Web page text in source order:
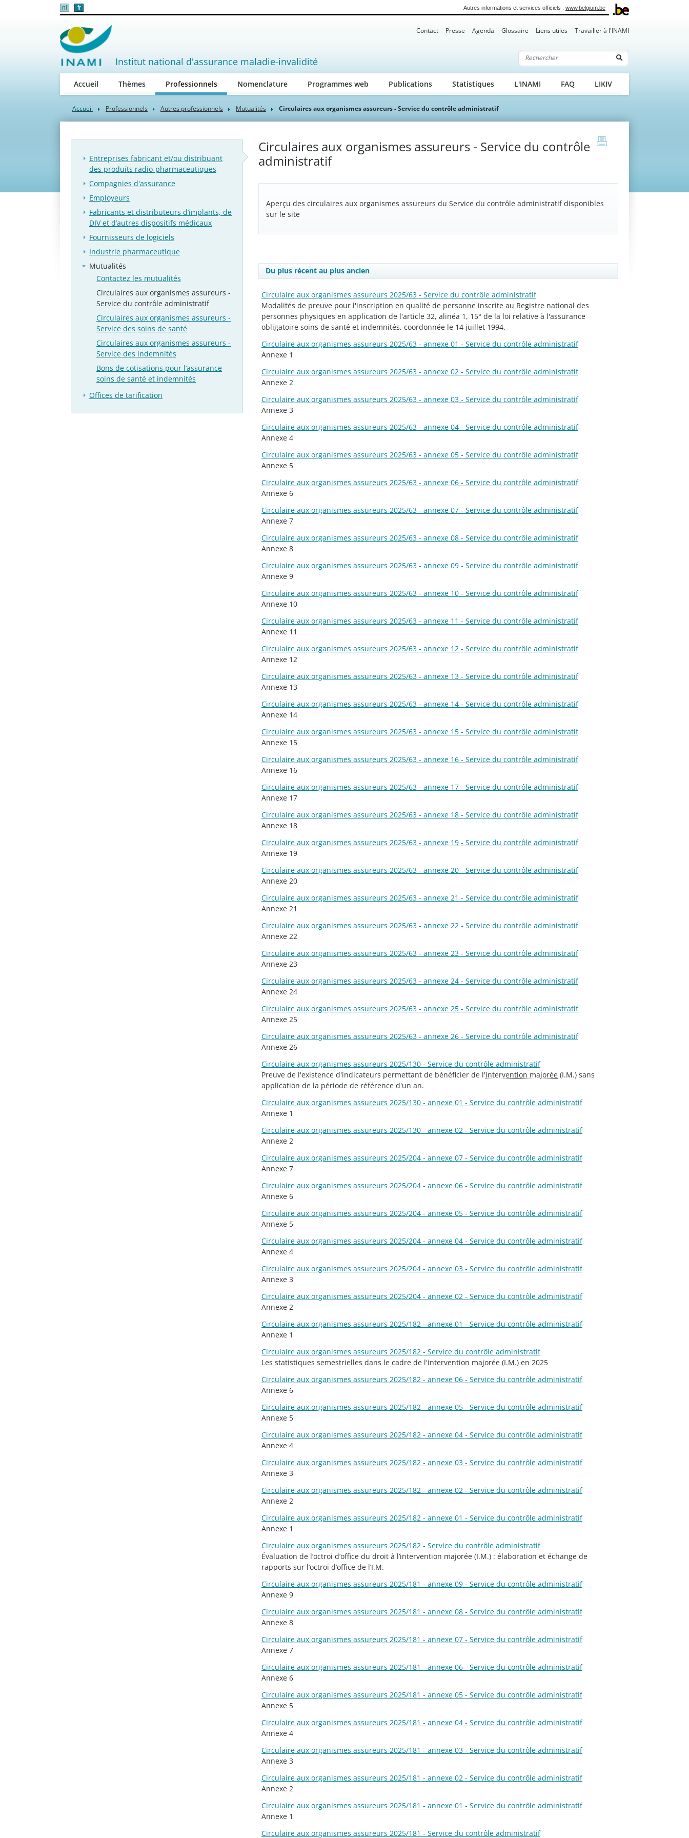
nl fr Autres informations et services officiels : www.belgium.be
Contact Presse Agenda Glossaire Liens utiles Travailler à l'INAMI
Institut national d'assurance maladie-invalidité Rechercher
Accueil Thèmes Professionnels(active)Nomenclature Programmes web Publications Statistiques L'INAMI FAQ LIKIV
Accueil Professionnels Autres professionnels Mutualités Circulaires aux organismes assureurs - Service du contrôle administratif
print
Entreprises fabricant et/ou distribuant
des produits radio-pharmaceutiques
Compagnies d'assurance
Employeurs
Fabricants et distributeurs d’implants, de
DIV et d’autres dispositifs médicaux
Fournisseurs de logiciels
Industrie pharmaceutique
Mutualités
Contactez les mutualités
Circulaires aux organismes assureurs -
Service du contrôle administratif
Circulaires aux organismes assureurs -
Service des soins de santé
Circulaires aux organismes assureurs -
Service des indemnités
Bons de cotisations pour l’assurance
soins de santé et indemnités
Offices de tarification
Circulaires aux organismes assureurs - Service du contrôle
administratif
Aperçu des circulaires aux organismes assureurs du Service du contrôle administratif disponibles
sur le site
Du plus récent au plus ancien
Circulaire aux organismes assureurs 2025/63 - Service du contrôle administratif
Modalités de preuve pour l'inscription en qualité de personne inscrite au Registre national des
personnes physiques en application de l'article 32, alinéa 1, 15° de la loi relative à l'assurance
obligatoire soins de santé et indemnités, coordonnée le 14 juillet 1994.
Circulaire aux organismes assureurs 2025/63 - annexe 01 - Service du contrôle administratif
Annexe 1
Circulaire aux organismes assureurs 2025/63 - annexe 02 - Service du contrôle administratif
Annexe 2
Circulaire aux organismes assureurs 2025/63 - annexe 03 - Service du contrôle administratif
Annexe 3
Circulaire aux organismes assureurs 2025/63 - annexe 04 - Service du contrôle administratif
Annexe 4
Circulaire aux organismes assureurs 2025/63 - annexe 05 - Service du contrôle administratif
Annexe 5
Circulaire aux organismes assureurs 2025/63 - annexe 06 - Service du contrôle administratif
Annexe 6
Circulaire aux organismes assureurs 2025/63 - annexe 07 - Service du contrôle administratif
Annexe 7
Circulaire aux organismes assureurs 2025/63 - annexe 08 - Service du contrôle administratif
Annexe 8
Circulaire aux organismes assureurs 2025/63 - annexe 09 - Service du contrôle administratif
Annexe 9
Circulaire aux organismes assureurs 2025/63 - annexe 10 - Service du contrôle administratif
Annexe 10
Circulaire aux organismes assureurs 2025/63 - annexe 11 - Service du contrôle administratif
Annexe 11
Circulaire aux organismes assureurs 2025/63 - annexe 12 - Service du contrôle administratif
Annexe 12
Circulaire aux organismes assureurs 2025/63 - annexe 13 - Service du contrôle administratif
Annexe 13
Circulaire aux organismes assureurs 2025/63 - annexe 14 - Service du contrôle administratif
Annexe 14
Circulaire aux organismes assureurs 2025/63 - annexe 15 - Service du contrôle administratif
Annexe 15
Circulaire aux organismes assureurs 2025/63 - annexe 16 - Service du contrôle administratif
Annexe 16
Circulaire aux organismes assureurs 2025/63 - annexe 17 - Service du contrôle administratif
Annexe 17
Circulaire aux organismes assureurs 2025/63 - annexe 18 - Service du contrôle administratif
Annexe 18
Circulaire aux organismes assureurs 2025/63 - annexe 19 - Service du contrôle administratif
Annexe 19
Circulaire aux organismes assureurs 2025/63 - annexe 20 - Service du contrôle administratif
Annexe 20
Circulaire aux organismes assureurs 2025/63 - annexe 21 - Service du contrôle administratif
Annexe 21
Circulaire aux organismes assureurs 2025/63 - annexe 22 - Service du contrôle administratif
Annexe 22
Circulaire aux organismes assureurs 2025/63 - annexe 23 - Service du contrôle administratif
Annexe 23
Circulaire aux organismes assureurs 2025/63 - annexe 24 - Service du contrôle administratif
Annexe 24
Circulaire aux organismes assureurs 2025/63 - annexe 25 - Service du contrôle administratif
Annexe 25
Circulaire aux organismes assureurs 2025/63 - annexe 26 - Service du contrôle administratif
Annexe 26
Circulaire aux organismes assureurs 2025/130 - Service du contrôle administratif
Preuve de l'existence d'indicateurs permettant de bénéficier de l'intervention majorée (I.M.) sans
application de la période de référence d'un an.
Circulaire aux organismes assureurs 2025/130 - annexe 01 - Service du contrôle administratif
Annexe 1
Circulaire aux organismes assureurs 2025/130 - annexe 02 - Service du contrôle administratif
Annexe 2
Circulaire aux organismes assureurs 2025/204 - annexe 07 - Service du contrôle administratif
Annexe 7
Circulaire aux organismes assureurs 2025/204 - annexe 06 - Service du contrôle administratif
Annexe 6
Circulaire aux organismes assureurs 2025/204 - annexe 05 - Service du contrôle administratif
Annexe 5
Circulaire aux organismes assureurs 2025/204 - annexe 04 - Service du contrôle administratif
Annexe 4
Circulaire aux organismes assureurs 2025/204 - annexe 03 - Service du contrôle administratif
Annexe 3
Circulaire aux organismes assureurs 2025/204 - annexe 02 - Service du contrôle administratif
Annexe 2
Circulaire aux organismes assureurs 2025/182 - annexe 01 - Service du contrôle administratif
Annexe 1
Circulaire aux organismes assureurs 2025/182 - Service du contrôle administratif
Les statistiques semestrielles dans le cadre de l'intervention majorée (I.M.) en 2025
Circulaire aux organismes assureurs 2025/182 - annexe 06 - Service du contrôle administratif
Annexe 6
Circulaire aux organismes assureurs 2025/182 - annexe 05 - Service du contrôle administratif
Annexe 5
Circulaire aux organismes assureurs 2025/182 - annexe 04 - Service du contrôle administratif
Annexe 4
Circulaire aux organismes assureurs 2025/182 - annexe 03 - Service du contrôle administratif
Annexe 3
Circulaire aux organismes assureurs 2025/182 - annexe 02 - Service du contrôle administratif
Annexe 2
Circulaire aux organismes assureurs 2025/182 - annexe 01 - Service du contrôle administratif
Annexe 1
Circulaire aux organismes assureurs 2025/182 - Service du contrôle administratif
Évaluation de l’octroi d’office du droit à l’intervention majorée (I.M.) : élaboration et échange de
rapports sur l’octroi d’office de l’I.M.
Circulaire aux organismes assureurs 2025/181 - annexe 09 - Service du contrôle administratif
Annexe 9
Circulaire aux organismes assureurs 2025/181 - annexe 08 - Service du contrôle administratif
Annexe 8
Circulaire aux organismes assureurs 2025/181 - annexe 07 - Service du contrôle administratif
Annexe 7
Circulaire aux organismes assureurs 2025/181 - annexe 06 - Service du contrôle administratif
Annexe 6
Circulaire aux organismes assureurs 2025/181 - annexe 05 - Service du contrôle administratif
Annexe 5
Circulaire aux organismes assureurs 2025/181 - annexe 04 - Service du contrôle administratif
Annexe 4
Circulaire aux organismes assureurs 2025/181 - annexe 03 - Service du contrôle administratif
Annexe 3
Circulaire aux organismes assureurs 2025/181 - annexe 02 - Service du contrôle administratif
Annexe 2
Circulaire aux organismes assureurs 2025/181 - annexe 01 - Service du contrôle administratif
Annexe 1
Circulaire aux organismes assureurs 2025/181 - Service du contrôle administratif